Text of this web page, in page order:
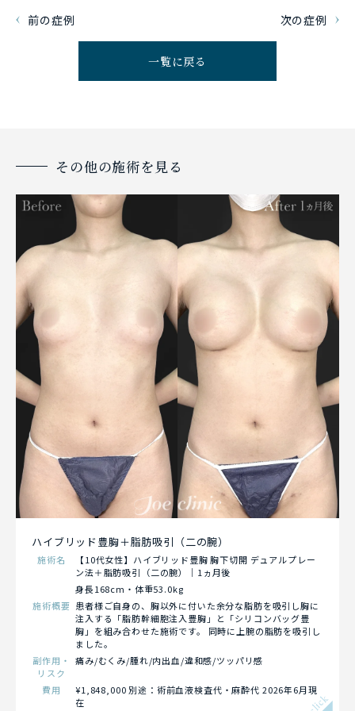
前の症例 次の症例
一覧に戻る
その他の施術を見る
ハイブリッド豊胸＋脂肪吸引（二の腕）
施術名
【10代女性】ハイブリッド豊胸 胸下切開 デュアルプレー
ン法＋脂肪吸引（二の腕）｜1ヵ月後
身長168cm・体重53.0kg
施術概要 患者様ご自身の、胸以外に付いた余分な脂肪を吸引し胸に
注入する「脂肪幹細胞注入豊胸」と「シリコンバッグ豊
胸」を組み合わせた施術です。 同時に上腕の脂肪を吸引し
ました。
副作用・
リスク
痛み/むくみ/腫れ/内出血/違和感/ツッパリ感
費用
¥1,848,000 別途：術前血液検査代・麻酔代 2026年6月現
在
click